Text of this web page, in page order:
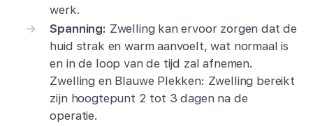
werk.
Spanning: Zwelling kan ervoor zorgen dat de
huid strak en warm aanvoelt, wat normaal is
en in de loop van de tijd zal afnemen.
Zwelling en Blauwe Plekken: Zwelling bereikt
zijn hoogtepunt 2 tot 3 dagen na de
operatie.